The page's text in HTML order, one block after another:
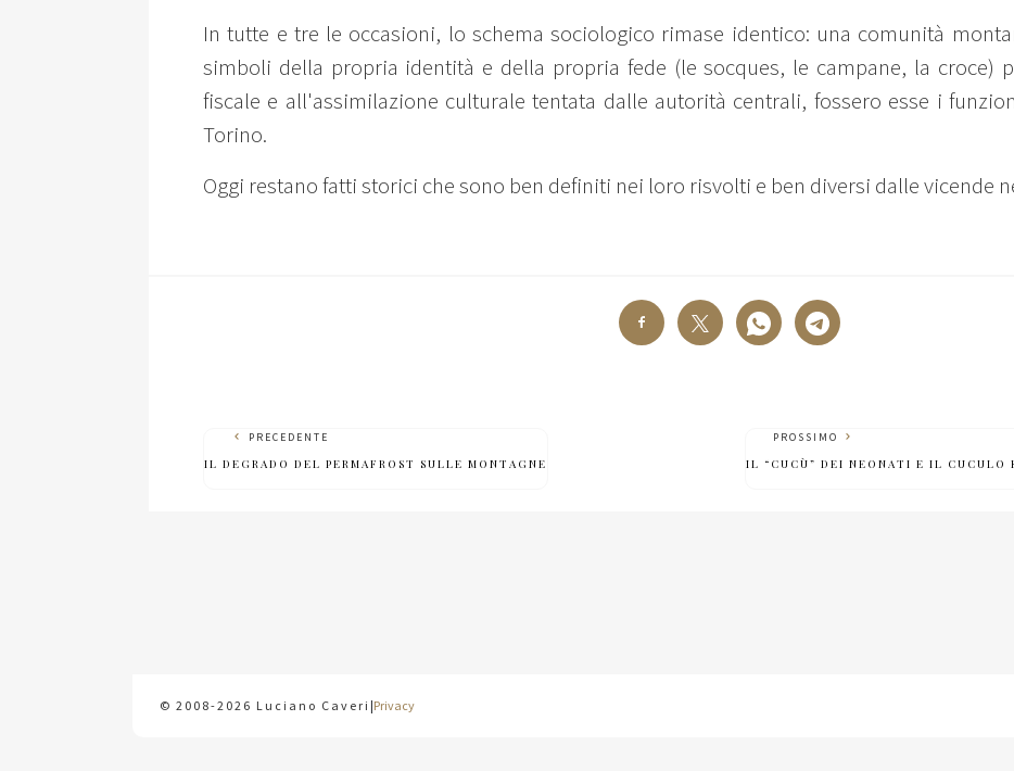
In tutte e tre le occasioni, lo schema sociologico rimase identico: una comunità
simboli della propria identità e della propria fede (le socques, le campane, la croce)
fiscale e all'assimilazione culturale tentata dalle autorità centrali, fossero esse i
Torino.
Oggi restano fatti storici che sono ben definiti nei loro risvolti e ben diversi dalle vicende
PRECEDENTE
IL DEGRADO DEL PERMAFROST SULLE MONTAGNE
PROSSIMO
IL “CUCÙ” DEI NEONATI E IL CUCULO
© 2008-2026 Luciano Caveri |Privacy